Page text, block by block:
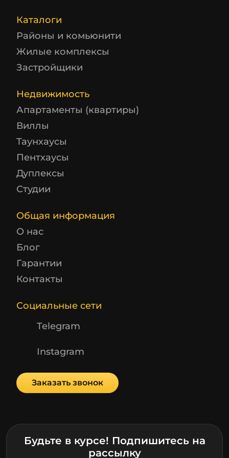
Каталоги
Районы и комьюнити
Жилые комплексы
Застройщики
Недвижимость
Апартаменты (квартиры)
Виллы
Таунхаусы
Пентхаусы
Дуплексы
Студии
Общая информация
О нас
Блог
Гарантии
Контакты
Социальные сети
Telegram
Instagram
Заказать звонок
Будьте в курсе! Подпишитесь на
рассылку